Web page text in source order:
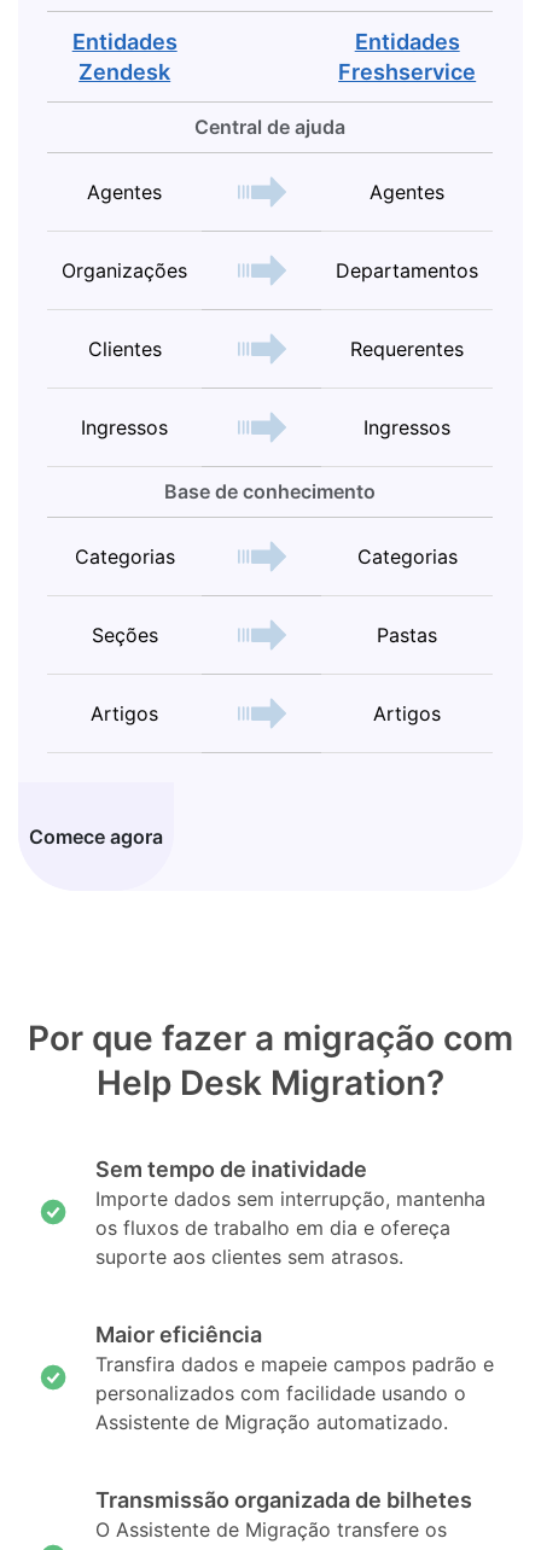
Entidades
Zendesk
Entidades
Freshservice
Central de ajuda
Agentes Agentes
Organizações Departamentos
Clientes Requerentes
Ingressos Ingressos
Base de conhecimento
Categorias Categorias
Seções Pastas
Artigos Artigos
Comece agora
Por que fazer a migração com
Help Desk Migration?
Sem tempo de inatividade
Importe dados sem interrupção, mantenha
os fluxos de trabalho em dia e ofereça
suporte aos clientes sem atrasos.
Maior eficiência
Transfira dados e mapeie campos padrão e
personalizados com facilidade usando o
Assistente de Migração automatizado.
Transmissão organizada de bilhetes
O Assistente de Migração transfere os